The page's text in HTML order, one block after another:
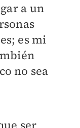
a un
es mi
no sea